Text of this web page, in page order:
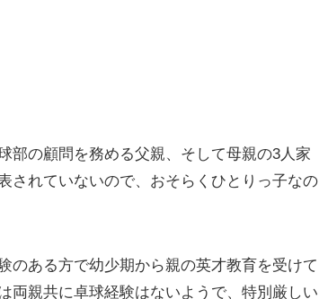
部の顧問を務める父親、そして母親の3人家
されていないので、おそらくひとりっ子なの
のある方で幼少期から親の英才教育を受けて
両親共に卓球経験はないようで、特別厳しい